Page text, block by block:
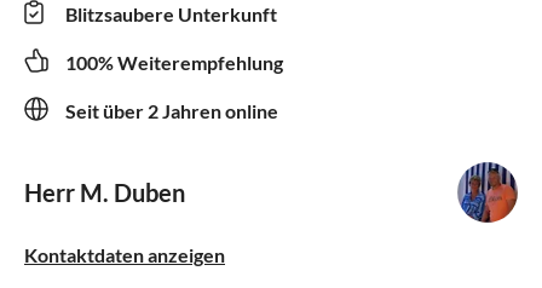
Blitzsaubere Unterkunft
100% Weiterempfehlung
Seit über 2 Jahren online
Herr M. Duben
Kontaktdaten anzeigen